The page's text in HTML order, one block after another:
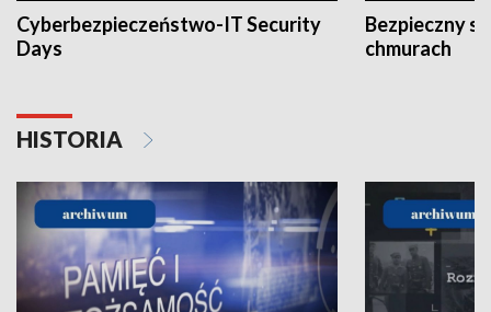
Cyberbezpieczeństwo-IT Security
Days
Bezpieczny
chmurach
HISTORIA